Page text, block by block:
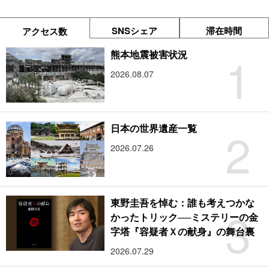
アクセス数 SNSシェア 滞在時間
1
熊本地震被害状況
2026.08.07
2
日本の世界遺産一覧
2026.07.26
3
東野圭吾を悼む：誰も考えつかな
かったトリック──ミステリーの金
字塔『容疑者Ｘの献身』の舞台裏
2026.07.29